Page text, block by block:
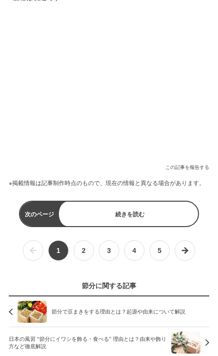
この記事を報告する
※掲載情報は記事制作時点のもので、現在の情報と異なる場合があります。
次のページ 続きを読む
1 2 3 4 5
節分に関する記事
節分で豆まきをする理由とは？起源や由来について解説
日本の風習 “節分にイワシを飾る・食べる” 理由とは？由来や飾り
方など徹底解説